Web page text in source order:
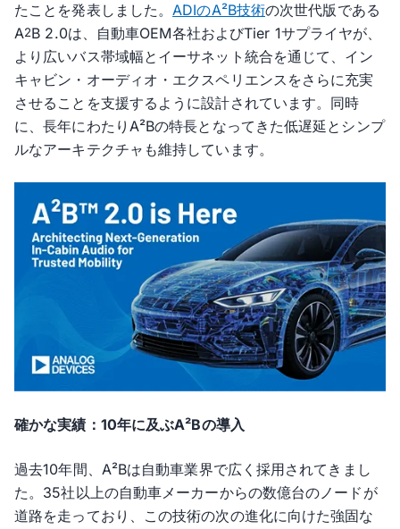
たことを発表しました。ADIのA²B技術の次世代版である
A2B 2.0は、自動車OEM各社およびTier 1サプライヤが、
より広いバス帯域幅とイーサネット統合を通じて、イン
キャビン・オーディオ・エクスペリエンスをさらに充実
させることを支援するように設計されています。同時
に、長年にわたりA²Bの特長となってきた低遅延とシンプ
ルなアーキテクチャも維持しています。
確かな実績：10年に及ぶA²Bの導入
過去10年間、A²Bは自動車業界で広く採用されてきまし
た。35社以上の自動車メーカーからの数億台のノードが
道路を走っており、この技術の次の進化に向けた強固な